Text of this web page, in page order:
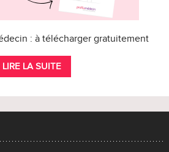
: à télécharger gratuitement
LIRE LA SUITE